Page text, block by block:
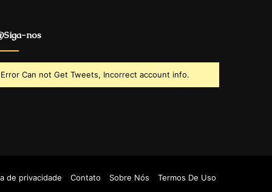
nos
Error Can not Get Tweets, Incorrect account info.
de privacidade Contato Sobre Nós Termos De Uso